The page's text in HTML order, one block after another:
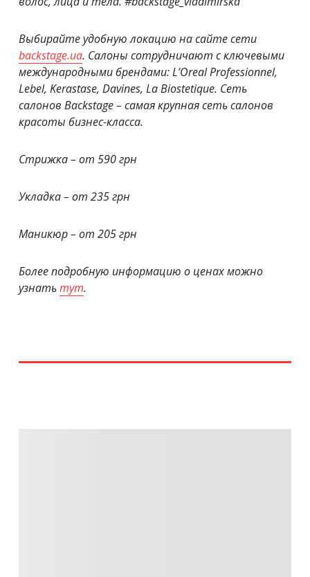
Выбирайте удобную локацию на сайте сети
backstage.ua. Салоны сотрудничают с ключевыми
международными брендами: L’Oreal Professionnel,
Lebel, Kerastase, Davines, La Biostetique. Сеть
салонов Backstage – самая крупная сеть салонов
красоты бизнес-класса.
Стрижка – от 590 грн
Укладка – от 235 грн
Маникюр – от 205 грн
Более подробную информацию о ценах можно
узнатьтут.